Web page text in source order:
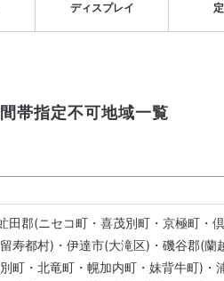
ディスプレイ
帯指定不可地域一覧
田郡(ニセコ町・喜茂別町・京極町・
寿都村)・伊達市(大滝区)・磯谷郡(蘭
町・北竜町・幌加内町・妹背牛町)・